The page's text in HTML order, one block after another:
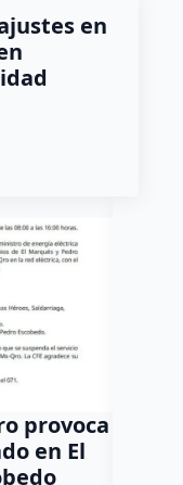
en
provoca
en El